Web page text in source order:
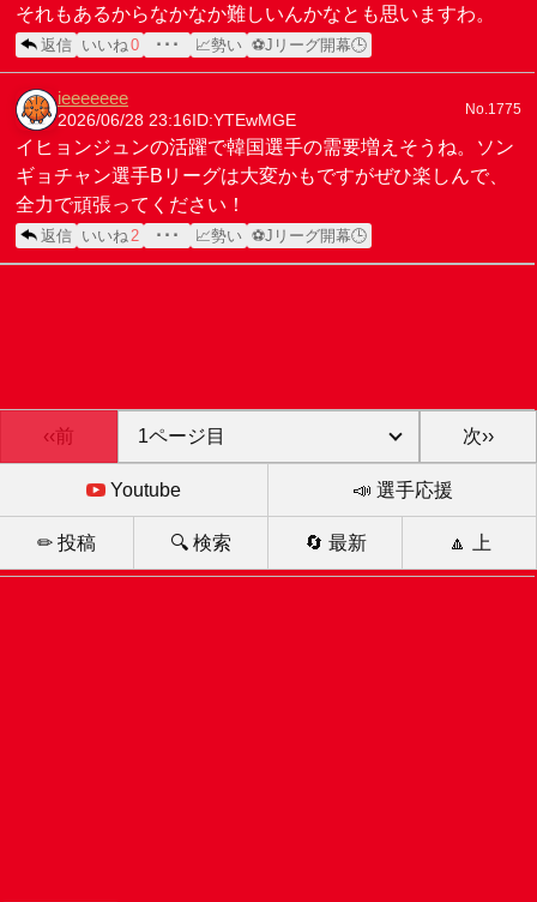
それもあるからなかなか難しいんかなとも思いますわ。
返信 いいね 0 ･･･ 📈勢い ⚽Jリーグ開幕🕒
ieeeeeee
2026/06/28 23:16ID:YTEwMGE
No.1775
イヒョンジュンの活躍で韓国選手の需要増えそうね。ソン
ギョチャン選手Bリーグは大変かもですがぜひ楽しんで、
全力で頑張ってください！
返信 いいね 2 ･･･ 📈勢い ⚽Jリーグ開幕🕒
‹‹前 次››
Youtube 📣 選手応援
✏ 投稿 🔍 検索 🔄 最新 🔼 上